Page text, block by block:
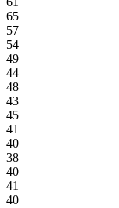
65
57
54
49
44
48
43
45
41
40
38
40
41
40